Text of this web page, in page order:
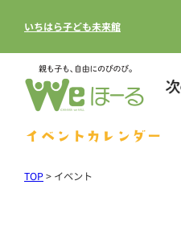
いちはら子ども未来館
イベントカレンダー
TOP> イベント